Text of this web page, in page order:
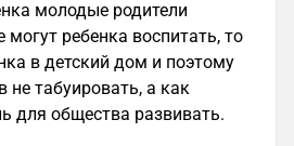
молодые родители
ребенка воспитать, то
в детский дом и поэтому
не табуировать, а как
для общества развивать.